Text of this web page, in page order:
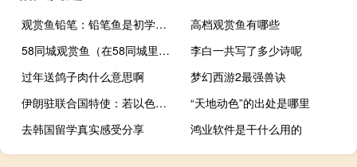
观赏鱼铅笔：铅笔鱼是初学者比较容易饲养的观赏鱼
高档观赏鱼有哪些
58同城观赏鱼（在58同城里在线购买观赏鱼靠谱吗？）
李白一共写了多少诗呢
过年送鸽子肉什么意思啊
梦幻西游2最强兽诀
伊朗驻联合国特使：若以色列不袭击伊朗 则伊朗不会加入战斗
“天地动色”的出处是哪里
去韩国留学真实感受分享
鸿业软件是干什么用的
“北鴈来时岁欲昏”的出处是哪里
元宵是吃的